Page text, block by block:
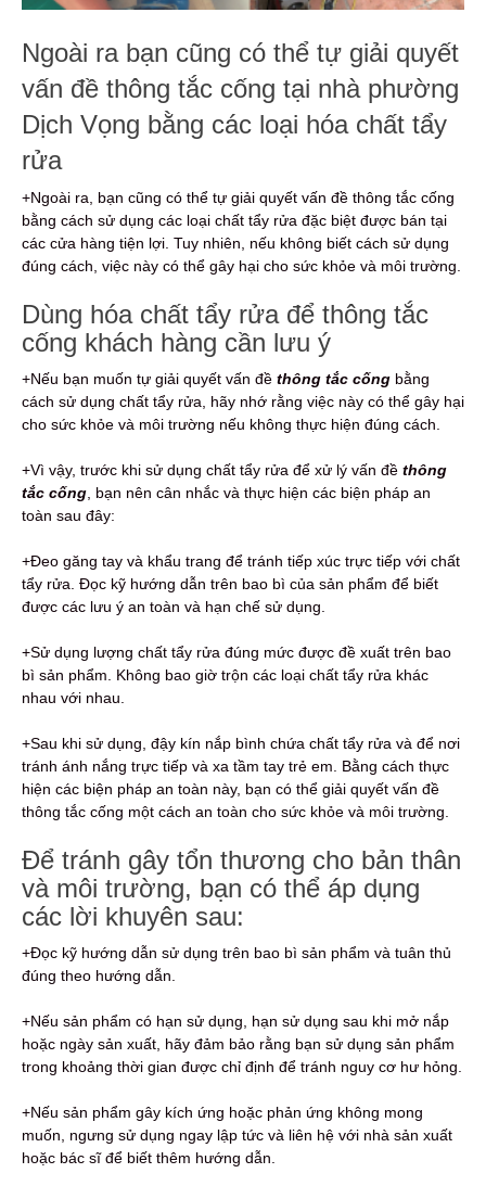
Ngoài ra bạn cũng có thể tự giải quyết
vấn đề thông tắc cống tại nhà phường
Dịch Vọng bằng các loại hóa chất tẩy
rửa
+Ngoài ra, bạn cũng có thể tự giải quyết vấn đề thông tắc cống
bằng cách sử dụng các loại chất tẩy rửa đặc biệt được bán tại
các cửa hàng tiện lợi. Tuy nhiên, nếu không biết cách sử dụng
đúng cách, việc này có thể gây hại cho sức khỏe và môi trường.
Dùng hóa chất tẩy rửa để thông tắc
cống khách hàng cần lưu ý
+Nếu bạn muốn tự giải quyết vấn đề thông tắc cống bằng
cách sử dụng chất tẩy rửa, hãy nhớ rằng việc này có thể gây hại
cho sức khỏe và môi trường nếu không thực hiện đúng cách.
+Vì vậy, trước khi sử dụng chất tẩy rửa để xử lý vấn đề thông
tắc cống , bạn nên cân nhắc và thực hiện các biện pháp an
toàn sau đây:
+Đeo găng tay và khẩu trang để tránh tiếp xúc trực tiếp với chất
tẩy rửa. Đọc kỹ hướng dẫn trên bao bì của sản phẩm để biết
được các lưu ý an toàn và hạn chế sử dụng.
+Sử dụng lượng chất tẩy rửa đúng mức được đề xuất trên bao
bì sản phẩm. Không bao giờ trộn các loại chất tẩy rửa khác
nhau với nhau.
+Sau khi sử dụng, đậy kín nắp bình chứa chất tẩy rửa và để nơi
tránh ánh nắng trực tiếp và xa tầm tay trẻ em. Bằng cách thực
hiện các biện pháp an toàn này, bạn có thể giải quyết vấn đề
thông tắc cống một cách an toàn cho sức khỏe và môi trường.
Để tránh gây tổn thương cho bản thân
và môi trường, bạn có thể áp dụng
các lời khuyên sau:
+Đọc kỹ hướng dẫn sử dụng trên bao bì sản phẩm và tuân thủ
đúng theo hướng dẫn.
+Nếu sản phẩm có hạn sử dụng, hạn sử dụng sau khi mở nắp
hoặc ngày sản xuất, hãy đảm bảo rằng bạn sử dụng sản phẩm
trong khoảng thời gian được chỉ định để tránh nguy cơ hư hỏng.
+Nếu sản phẩm gây kích ứng hoặc phản ứng không mong
muốn, ngưng sử dụng ngay lập tức và liên hệ với nhà sản xuất
hoặc bác sĩ để biết thêm hướng dẫn.